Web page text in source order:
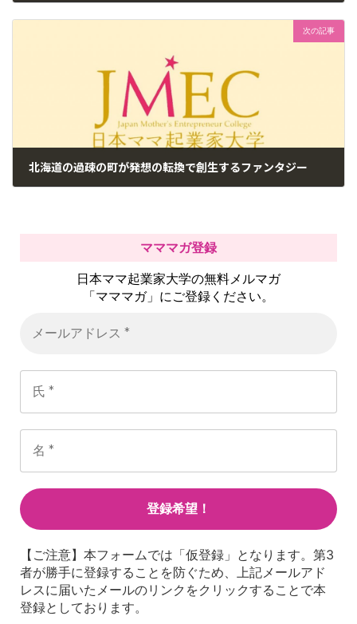
次の記事
北海道の過疎の町が発想の転換で創生するファンタジー
マママガ登録
日本ママ起業家大学の無料メルマガ
「マママガ」にご登録ください。
【ご注意】本フォームでは「仮登録」となります。第3
者が勝手に登録することを防ぐため、上記メールアド
レスに届いたメールのリンクをクリックすることで本
登録としております。